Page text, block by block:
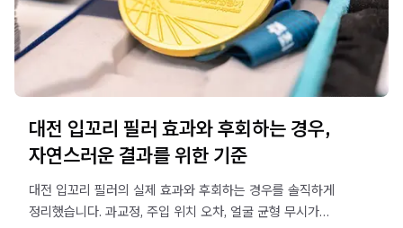
대전 입꼬리 필러 효과와 후회하는 경우,
자연스러운 결과를 위한 기준
대전 입꼬리 필러의 실제 효과와 후회하는 경우를 솔직하게
정리했습니다. 과교정, 주입 위치 오차, 얼굴 균형 무시가